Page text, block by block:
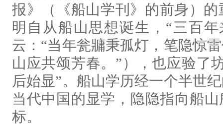
报》（《船山学刊》的前身）
明自从船山思想诞生，“三百
云：“当年瓮牅秉孤灯，笔隐惊
山应共颂芳春。”），也应验了
后始显”。船山学历经一个半世
当代中国的显学，隐隐指向船
标。